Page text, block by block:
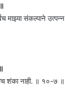
माझ्या संकल्पाने उत्पन्न
शंका नाही. ॥ १०-७ ॥